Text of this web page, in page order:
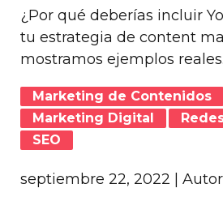
¿Por qué deberías incluir
tu estrategia de content
mostramos ejemplos
Marketing de Contenidos
Marketing Digital
SEO
septiembre 22, 2022 |